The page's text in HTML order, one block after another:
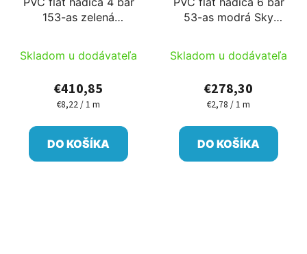
153-as zelená
Skladom u dodávateľa
€410,85
Jednotková
€8,22 / 1 m
DO KOŠÍKA
53-as modrá Sky
Skladom u dodávateľa
€278,30
Jednotková
€2,78 / 1 m
DO KOŠÍKA